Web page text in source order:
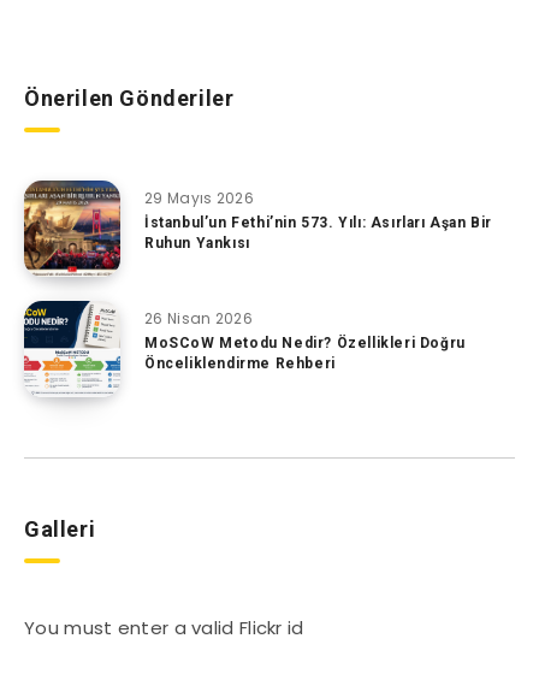
Önerilen Gönderiler
29 Mayıs 2026
İstanbul’un Fethi’nin 573. Yılı: Asırları Aşan Bir
Ruhun Yankısı
26 Nisan 2026
MoSCoW Metodu Nedir? Özellikleri Doğru
Önceliklendirme Rehberi
Galleri
You must enter a valid Flickr id